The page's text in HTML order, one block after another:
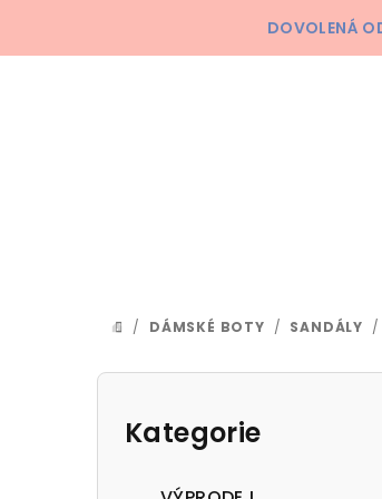
DOVOLENÁ
DOMŮ
/ DÁMSKÉ BOTY / SANDÁLY /
P
Přeskočit
kategorie
Kategorie